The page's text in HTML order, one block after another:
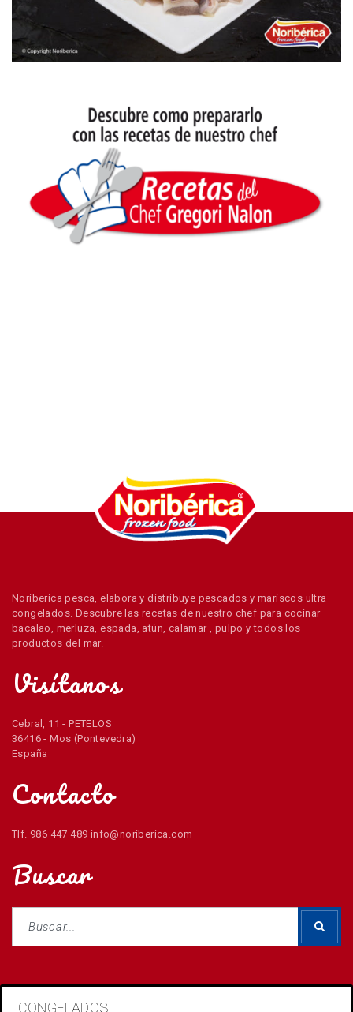
Noriberica pesca, elabora y distribuye pescados y mariscos ultra
congelados. Descubre las recetas de nuestro chef para cocinar
bacalao, merluza, espada, atún, calamar , pulpo y todos los
productos del mar.
Visítanos
Cebral, 11 - PETELOS
36416 - Mos (Pontevedra)
España
Contacto
Tlf. 986 447 489 info@noriberica.com
Buscar
CONGELADOS